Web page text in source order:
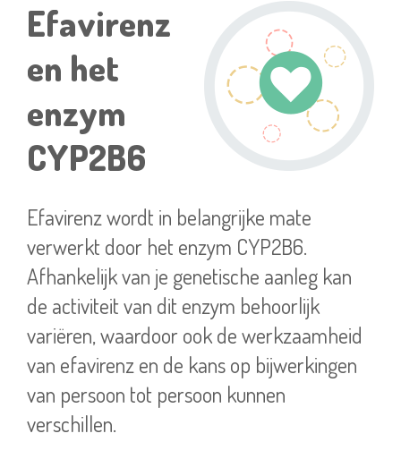
Efavirenz
en het
enzym
CYP2B6
Efavirenz wordt in belangrijke mate
verwerkt door het enzym CYP2B6.
Afhankelijk van je genetische aanleg kan
de activiteit van dit enzym behoorlijk
variëren, waardoor ook de werkzaamheid
van efavirenz en de kans op bijwerkingen
van persoon tot persoon kunnen
verschillen.